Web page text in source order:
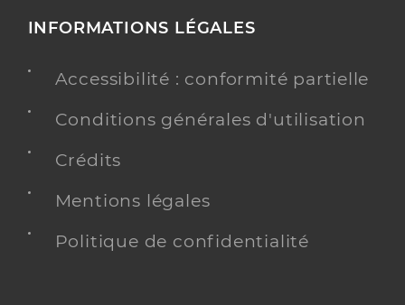
INFORMATIONS LÉGALES
Accessibilité : conformité partielle
Conditions générales d'utilisation
Crédits
Mentions légales
Politique de confidentialité